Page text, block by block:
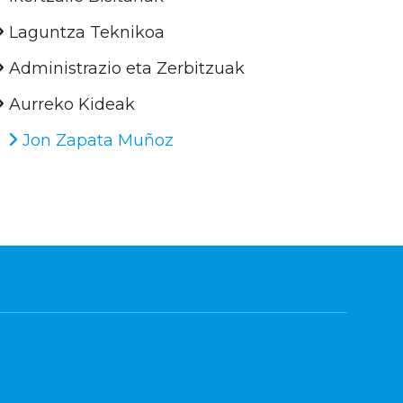
Laguntza Teknikoa
Administrazio eta Zerbitzuak
Aurreko Kideak
Jon Zapata Muñoz